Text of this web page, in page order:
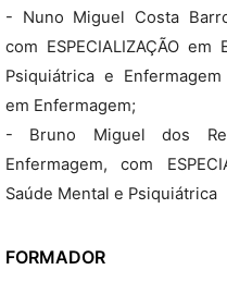
- Nuno Miguel Costa
com ESPECIALIZAÇÃO
Psiquiátrica e
em Enfermagem;
- Bruno Miguel dos
Enfermagem, com
Saúde Mental e Psiquiátrica
FORMADOR